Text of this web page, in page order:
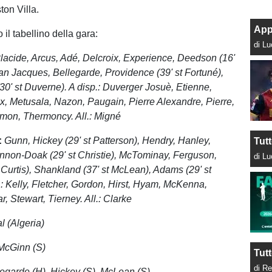
Villa.
il tabellino della gara:
Arcus, Adé, Delcroix, Experience, Deedson (16'
Jacques, Bellegarde, Providence (39' st Fortuné),
st Duverne). A disp.: Duverger Josuè, Etienne,
Metusala, Nazon, Paugain, Pierre Alexandre, Pierre,
Thermoncy. All.: Migné
Gunn, Hickey (29' st Patterson), Hendry, Hanley,
Doak (29' st Christie), McTominay, Ferguson,
Shankland (37' st McLean), Adams (29' st
Kelly, Fletcher, Gordon, Hirst, Hyam, McKenna,
Stewart, Tierney. All.: Clarke
(Algeria)
(S)
di
di
di